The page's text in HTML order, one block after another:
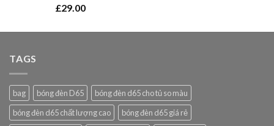
Rated5.00
£29.00
TAGS
bag bóng đèn D65
bóng đèn d65 cho tủ so màu
bóng đèn d65 chất lượng cao
bóng đèn d65 giá rẻ